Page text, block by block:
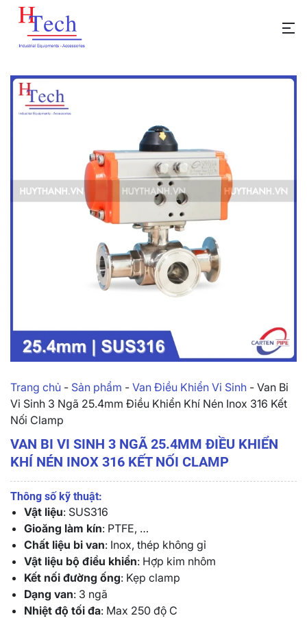
Trang chủ - Sản phẩm - Van Điều Khiển Vi Sinh - Van Bi
Vi Sinh 3 Ngã 25.4mm Điều Khiển Khí Nén Inox 316 Kết
Nối Clamp
VAN BI VI SINH 3 NGÃ 25.4MM ĐIỀU KHIỂN
KHÍ NÉN INOX 316 KẾT NỐI CLAMP
Thông số kỹ thuật:
Vật liệu: SUS316
Gioăng làm kín: PTFE, …
Chất liệu bi van: Inox, thép không gỉ
Vật liệu bộ điều khiển: Hợp kim nhôm
Kết nối đường ống: Kẹp clamp
Dạng van: 3 ngã
Nhiệt độ tối đa: Max 250 độ C